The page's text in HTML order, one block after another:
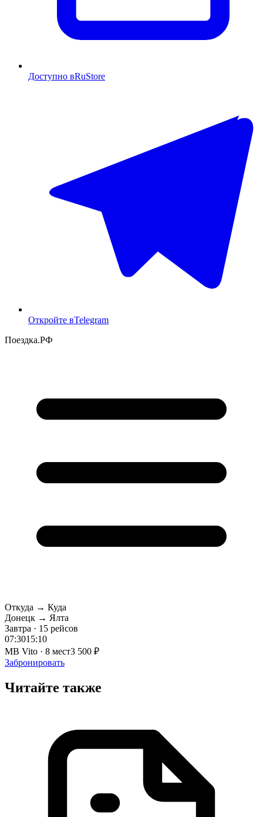
Доступно вRuStore
Откройте вTelegram
Поездка.РФ
Откуда → Куда
Донецк → Ялта
Завтра · 15 рейсов
07:3015:10
MB Vito · 8 мест3 500 ₽
Забронировать
Читайте также